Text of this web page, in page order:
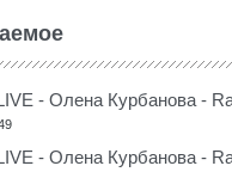
- Олена Курбанова -
- Олена Курбанова -